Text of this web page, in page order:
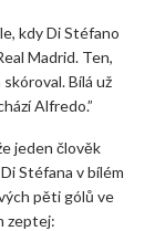
kdy Di Stéfano
Madrid. Ten,
Bílá už
Alfredo.”
jeden člověk
Stéfana v bílém
pěti gólů ve
zeptej: